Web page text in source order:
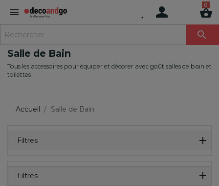

Salle de Bain
Tous les accessoires pour équiper et décorer avec goût salles de bain et
toilettes !
Accueil Salle de Bain
Filtres
Filtres